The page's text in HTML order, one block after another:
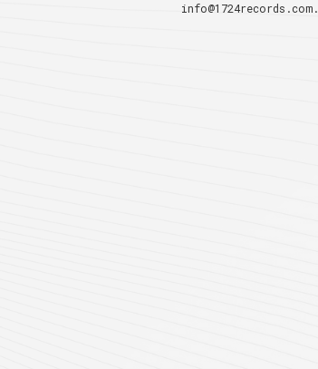
info@1724records.com.